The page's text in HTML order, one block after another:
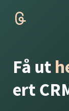
Få ut
ert